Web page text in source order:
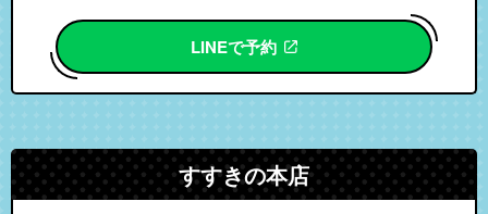
LINEで予約
すすきの本店